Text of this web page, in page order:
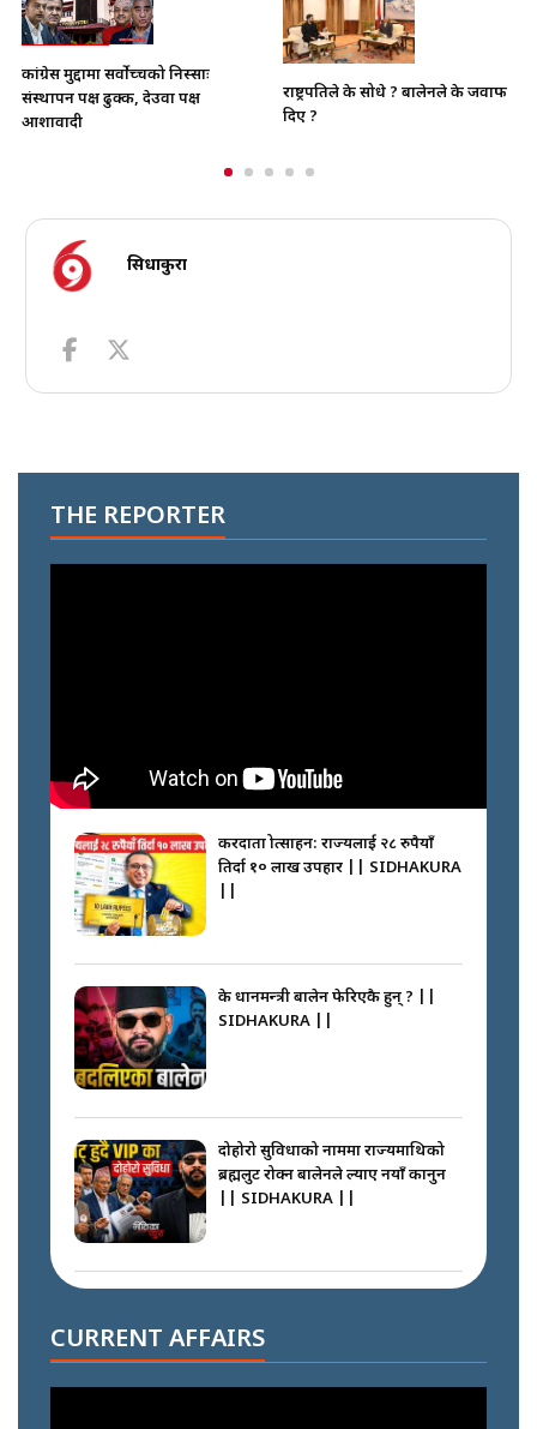
राष्ट्रपतिले के सोधे ? बालेनले के जवाफ
दिए ?
क्रियाकलापप्रति सरकार पूर्ण रुपमा सचेत
छ
सिधाकुरा
THE REPORTER
करदाता प्रोत्साहन: राज्यलाई २८ रुपैयाँ
तिर्दा १० लाख उपहार || SIDHAKURA
के प्रधानमन्त्री बालेन फेरिएकै हुन् ? ||
SIDHAKURA ||
दोहोरो सुविधाको नाममा राज्यमाथिको
ब्रह्मलुट रोक्न बालेनले ल्याए नयाँ कानुन
|| SIDHAKURA ||
आरोहीहरू | Record-breaking
climbers who set foot with
CURRENT AFFAIRS